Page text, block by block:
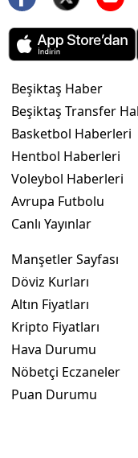
Beşiktaş Haber
Beşiktaş Transfer
Basketbol Haberleri
Hentbol Haberleri
Voleybol Haberleri
Avrupa Futbolu
Canlı Yayınlar
Manşetler Sayfası
Döviz Kurları
Altın Fiyatları
Kripto Fiyatları
Hava Durumu
Nöbetçi Eczaneler
Puan Durumu